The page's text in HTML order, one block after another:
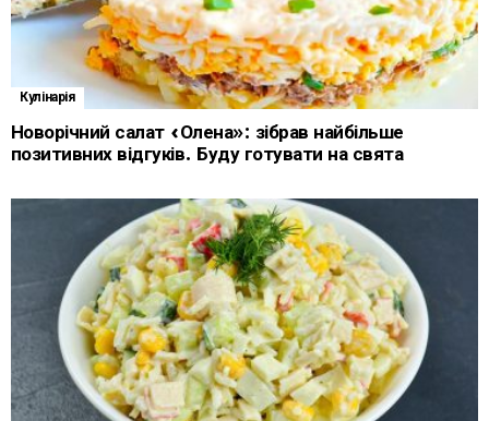
Кулінарія
Новорічний салат «Олена»: зібрав найбільше
позитивних відгуків. Буду готувати на свята